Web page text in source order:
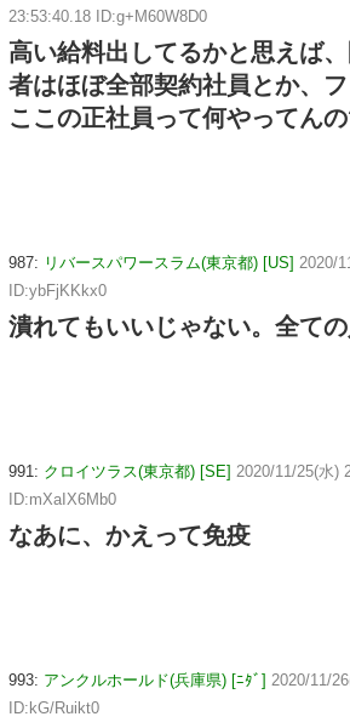
23:53:40.18 ID:g+M60W8D0
高い給料出してるかと思えば
者はほぼ全部契約社員とか、
ここの正社員って何やってん
987: リバースパワースラム(東京都) [US] 2020/
ID:ybFjKKkx0
潰れてもいいじゃない。全て
991: クロイツラス(東京都) [SE] 2020/11/25(水)
ID:mXaIX6Mb0
なあに、かえって免疫
993: アンクルホールド(兵庫県) [ﾆﾀﾞ] 2020/11/
ID:kG/Ruikt0